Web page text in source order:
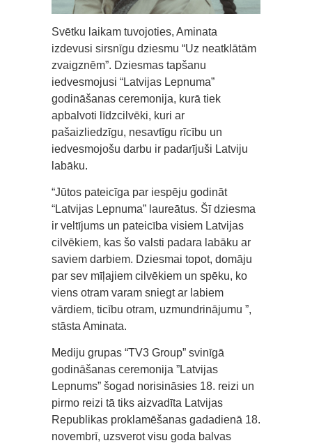
Svētku laikam tuvojoties, Aminata
izdevusi sirsnīgu dziesmu “Uz neatklātām
zvaigznēm”. Dziesmas tapšanu
iedvesmojusi “Latvijas Lepnuma”
godināšanas ceremonija, kurā tiek
apbalvoti līdzcilvēki, kuri ar
pašaizliedzīgu, nesavtīgu rīcību un
iedvesmojošu darbu ir padarījuši Latviju
labāku.
“Jūtos pateicīga par iespēju godināt
“Latvijas Lepnuma” laureātus. Šī dziesma
ir veltījums un pateicība visiem Latvijas
cilvēkiem, kas šo valsti padara labāku ar
saviem darbiem. Dziesmai topot, domāju
par sev mīļajiem cilvēkiem un spēku, ko
viens otram varam sniegt ar labiem
vārdiem, ticību otram, uzmundrinājumu ”,
stāsta Aminata.
Mediju grupas “TV3 Group” svinīgā
godināšanas ceremonija ”Latvijas
Lepnums” šogad norisināsies 18. reizi un
pirmo reizi tā tiks aizvadīta Latvijas
Republikas proklamēšanas gadadienā 18.
novembrī, uzsverot visu goda balvas